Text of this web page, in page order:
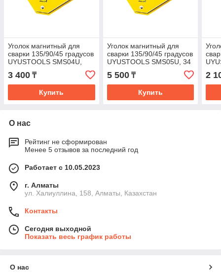
Уголок магнитный для
сварки 135/90/45 градусов
UYUSTOOLS SMS04U,
3 400 ₸
Купить
Уголок магнитный для
сварки 135/90/45 градусов
UYUSTOOLS SMS05U, 34
5 500₸
Купить
2
О нас
Рейтинг не сформирован
Менее 5 отзывов за последний год
Работает с 10.05.2023
г. Алматы
ул. Халиуллина, 158, Алматы, Казахстан
Контакты
Сегодня выходной
Показать весь график работы
О нас